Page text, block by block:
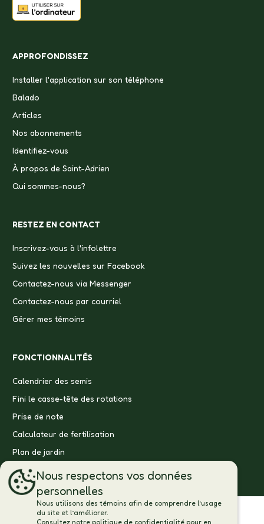
APPROFONDISSEZ
Installer l'application sur son téléphone
Balado
Articles
Nos abonnements
Identifiez-vous
À propos de Saint-Adrien
Qui sommes-nous?
RESTEZ EN CONTACT
Inscrivez-vous à l'infolettre
Suivez les nouvelles sur Facebook
Contactez-nous via Messenger
Contactez-nous par courriel
Gérer mes témoins
FONCTIONNALITÉS
Calendrier des semis
Fini le casse-tête des rotations
Prise de note
Calculateur de fertilisation
Plan de jardin
Nous respectons vos données
personnelles
Nous utilisons des témoins afin de comprendre l’usage
du site et l’améliorer.
Consultez notre politique de confidentialité pour en